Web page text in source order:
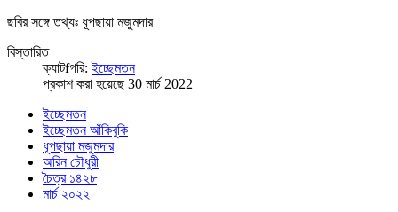
ছবির সঙ্গে তথ্যঃ ধূপছায়া মজুমদার
বিস্তারিত
ক্যাটfগরি:ইচ্ছেমতন
প্রকাশ করা হয়েছে 30 মার্চ 2022
ইচ্ছেমতন
ইচ্ছেমতন আঁকিবুকি
ধূপছায়া মজুমদার
অরিন চৌধুরী
চৈত্র ১৪২৮
মার্চ ২০২২